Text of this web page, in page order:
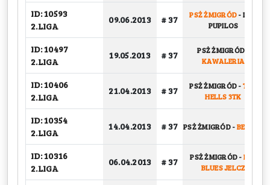
ID: 10593
2.LIGA
09.06.2013 # 37 PSŻ ŻMIGRÓD-LOS
PUPILOS
ID: 10497
2.LIGA
19.05.2013 # 37 PSŻ ŻMIGRÓD
KAWALERIA
ID: 10406
2.LIGA
21.04.2013 # 37 PSŻ ŻMIGRÓD-TAR
HELLS 3TK
ID: 10354
2.LIGA
14.04.2013 # 37 PSŻ ŻMIGRÓD-BERNER
ID: 10316
2.LIGA
06.04.2013 # 37 PSŻ ŻMIGRÓD-LZS
BLUES JELCZ